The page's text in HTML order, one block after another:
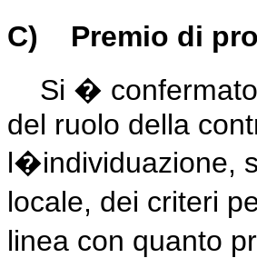
C)
Premio di
Si �
del ruolo della
l�individuazione,
locale, dei criteri
linea con quanto